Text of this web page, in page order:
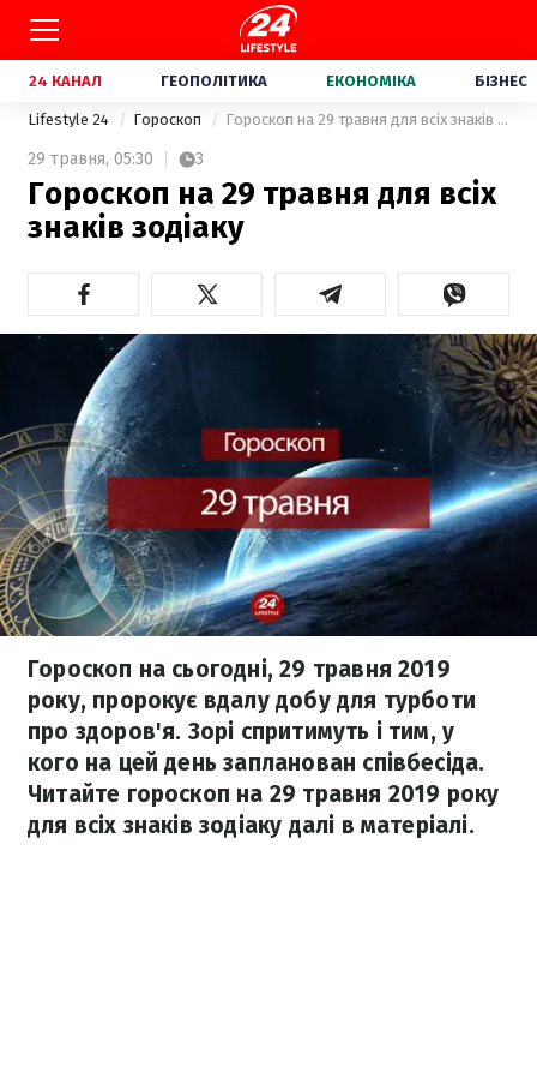
24 КАНАЛ ГЕОПОЛІТИКА ЕКОНОМІКА БІЗНЕС
Lifestyle 24 Гороскоп Гороскоп на 29 травня для всіх знаків зодіаку
29 травня, 05:30 3
Гороскоп на 29 травня для всіх
знаків зодіаку
Гороскоп на сьогодні, 29 травня 2019
року, пророкує вдалу добу для турботи
про здоров'я. Зорі спритимуть і тим, у
кого на цей день запланован співбесіда.
Читайте гороскоп на 29 травня 2019 року
для всіх знаків зодіаку далі в матеріалі.